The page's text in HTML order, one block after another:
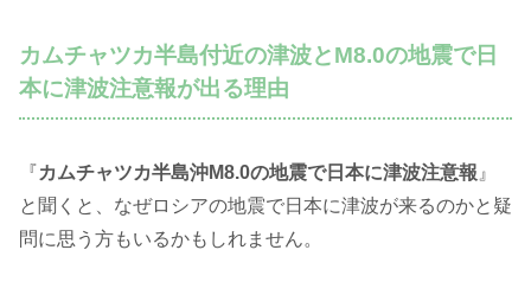
カムチャツカ半島付近の津波とM8.0の地震で日
本に津波注意報が出る理由
『カムチャツカ半島沖M8.0の地震で日本に津波注意報 』
と聞くと、なぜロシアの地震で日本に津波が来るのかと疑
問に思う方もいるかもしれません。